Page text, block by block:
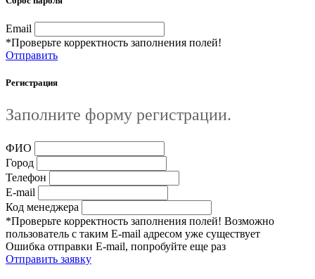
Email
*Проверьте корректность заполнения полей!
Отправить
Регистрация
Заполните форму регистрации.
ФИО
Город
Телефон
E-mail
Код менеджера
*Проверьте корректность заполнения полей! Возможно
пользователь с таким E-mail адресом уже существует
Ошибка отправки E-mail, попробуйте еще раз
Отправить заявку